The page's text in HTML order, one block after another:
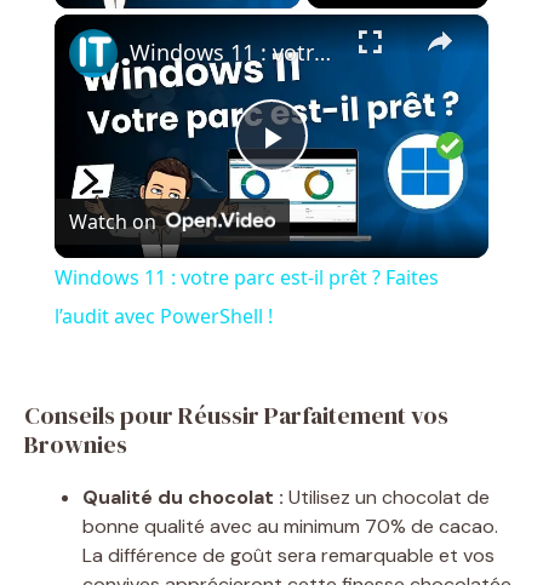
×
P
l
a
i
Windows 11 : votre parc est-il prêt ? Faites l’audit avec PowerShell !
Watch on
Windows 11 : votre parc est-il prêt ? Faites
l’audit avec PowerShell !
Conseils pour Réussir Parfaitement vos
Brownies
Qualité du chocolat : Utilisez un chocolat de
bonne qualité avec au minimum 70% de cacao.
La différence de goût sera remarquable et vos